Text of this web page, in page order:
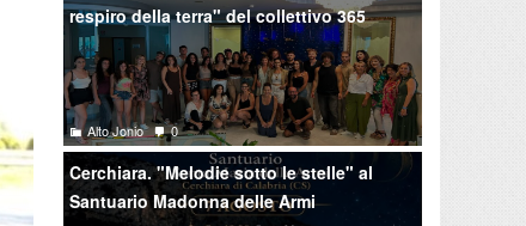
respiro della terra" del collettivo 365
Alto Jonio 0
Cerchiara. "Melodie sotto le stelle" al
Santuario Madonna delle Armi